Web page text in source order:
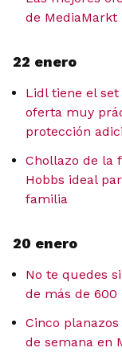
de MediaMarkt
22 enero
Lidl tiene el
oferta muy
protección
Chollazo de la
Hobbs ideal
familia
20 enero
No te quedes
de más de
Cinco
de semana en